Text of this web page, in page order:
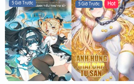
5 Giờ Trước 5 Giờ Trước